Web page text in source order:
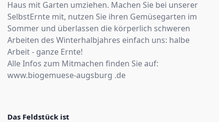
Haus mit Garten umziehen. Machen Sie bei unserer
SelbstErnte mit, nutzen Sie ihren Gemüsegarten im
Sommer und überlassen die körperlich schweren
Arbeiten des Winterhalbjahres einfach uns: halbe
Arbeit - ganze Ernte!
Alle Infos zum Mitmachen finden Sie auf:
www.biogemuese-augsburg .de
Das Feldstück ist